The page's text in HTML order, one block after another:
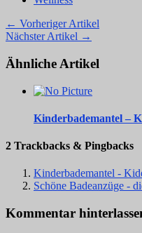
← Vorheriger Artikel
Nächster Artikel →
Ähnliche Artikel
Kinderbademantel –
2 Trackbacks & Pingbacks
Kinderbademantel -
Schöne Badeanzüge -
Kommentar